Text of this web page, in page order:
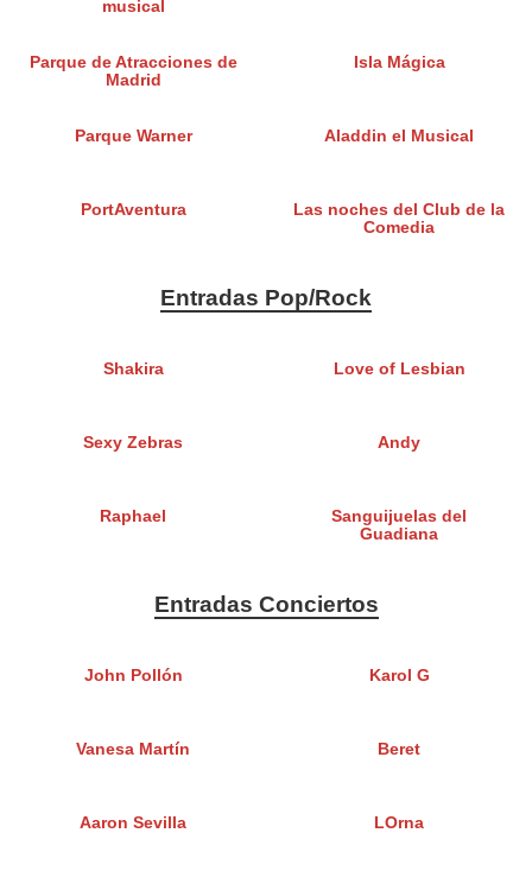
musical
Parque de Atracciones de
Madrid
Isla Mágica
Parque Warner Aladdin el Musical
PortAventura
Las noches del Club de la
Comedia
Entradas Pop/Rock
Shakira Love of Lesbian
Sexy Zebras Andy
Raphael
Sanguijuelas del
Guadiana
Entradas Conciertos
John Pollón Karol G
Vanesa Martín Beret
Aaron Sevilla LOrna